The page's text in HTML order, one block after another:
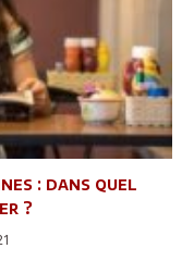
: dans quel
?